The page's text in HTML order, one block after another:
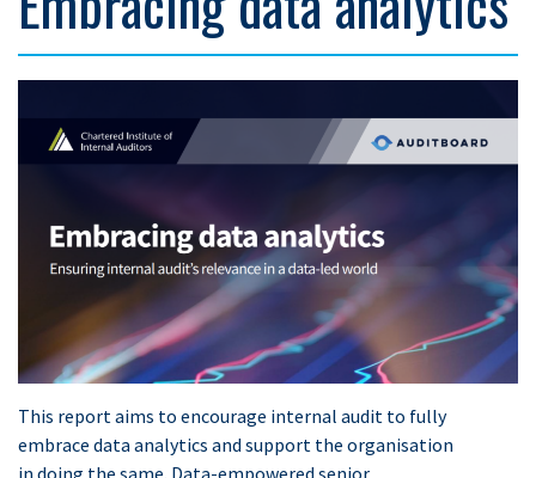
This report aims to encourage internal audit to fully
embrace data analytics and support the organisation